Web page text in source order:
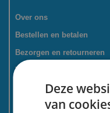
Over ons
Bestellen en betalen
Bezorgen en retourneren
Tevredenheidsgarantie
Kadoservice
Bedrijven / zakelijk
Deze
van